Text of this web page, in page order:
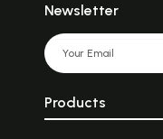
Newsletter
Products